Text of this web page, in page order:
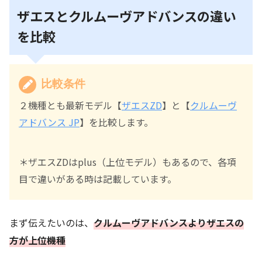
ザエスとクルムーヴアドバンスの違い
を比較
比較条件
２機種とも最新モデル【ザエスZD】と【クルムーヴ
アドバンス JP】を比較します。
＊ザエスZDはplus（上位モデル）もあるので、各項
目で違いがある時は記載しています。
まず伝えたいのは、 クルムーヴアドバンスよりザエスの
方が上位機種